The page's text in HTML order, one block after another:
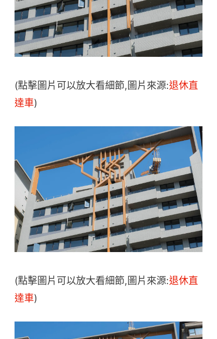
(點擊圖片可以放大看細節,圖片來源:退休直
達車)
(點擊圖片可以放大看細節,圖片來源:退休直
達車)